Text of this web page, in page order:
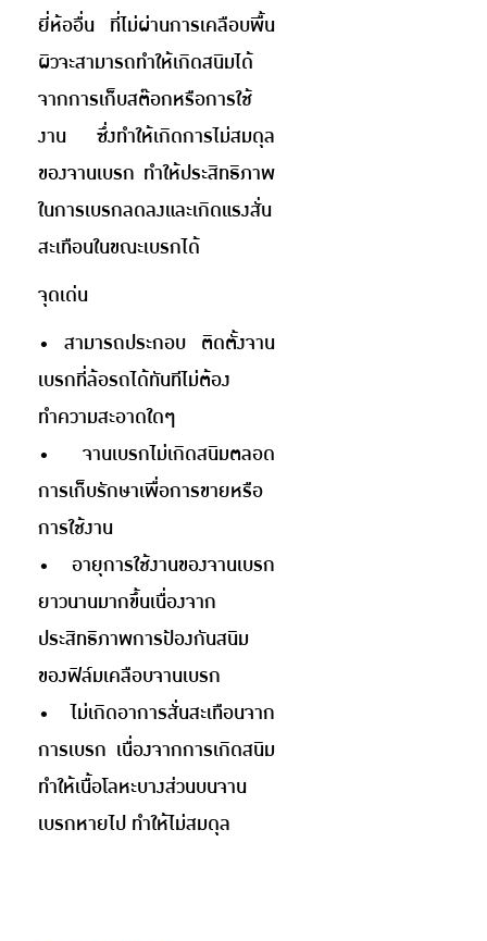
ยี่ห้ออื่น ที่ไม่ผ่านการเคลือบพื้น
ผิวจะสามารถทำให้เกิดสนิมได้
จากการเก็บสต๊อกหรือการใช้
งาน ซึ่งทำให้เกิดการไม่สมดุล
ของจานเบรก ทำให้ประสิทธิภาพ
ในการเบรกลดลงและเกิดแรงสั่น
สะเทือนในขณะเบรกได้
จุดเด่น
• สามารถประกอบ ติดตั้งจาน
เบรกที่ล้อรถได้ทันทีไม่ต้อง
ทำความสะอาดใดๆ
• จานเบรกไม่เกิดสนิมตลอด
การเก็บรักษาเพื่อการขายหรือ
การใช้งาน
• อายุการใช้งานของจานเบรก
ยาวนานมากขึ้นเนื่องจาก
ประสิทธิภาพการป้องกันสนิม
ของฟิล์มเคลือบจานเบรก
• ไม่เกิดอาการสั่นสะเทือนจาก
การเบรก เนื่องจากการเกิดสนิม
ทำให้เนื้อโลหะบางส่วนบนจาน
เบรกหายไป ทำให้ไม่สมดุล